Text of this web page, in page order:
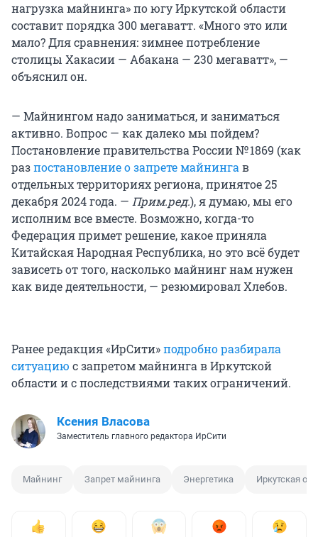
нагрузка майнинга» по югу Иркутской области
составит порядка 300 мегаватт. «Много это или
мало? Для сравнения: зимнее потребление
столицы Хакасии — Абакана — 230 мегаватт», —
объяснил он.
— Майнингом надо заниматься, и заниматься
активно. Вопрос — как далеко мы пойдем?
Постановление правительства России № 1869 (как
разпостановление о запрете майнингав
отдельных территориях региона, принятое 25
декабря 2024 года. — Прим.ред.), я думаю, мы его
исполним все вместе. Возможно, когда-то
Федерация примет решение, какое приняла
Китайская Народная Республика, но это всё будет
зависеть от того, насколько майнинг нам нужен
как виде деятельности, — резюмировал Хлебов.
Ранее редакция «ИрСити»подробно разбирала
ситуацию с запретом майнинга в Иркутской
области и с последствиями таких ограничений.
Ксения Власова
Заместитель главного редактора ИрСити
Майнинг Запрет майнинга Энергетика Иркутская